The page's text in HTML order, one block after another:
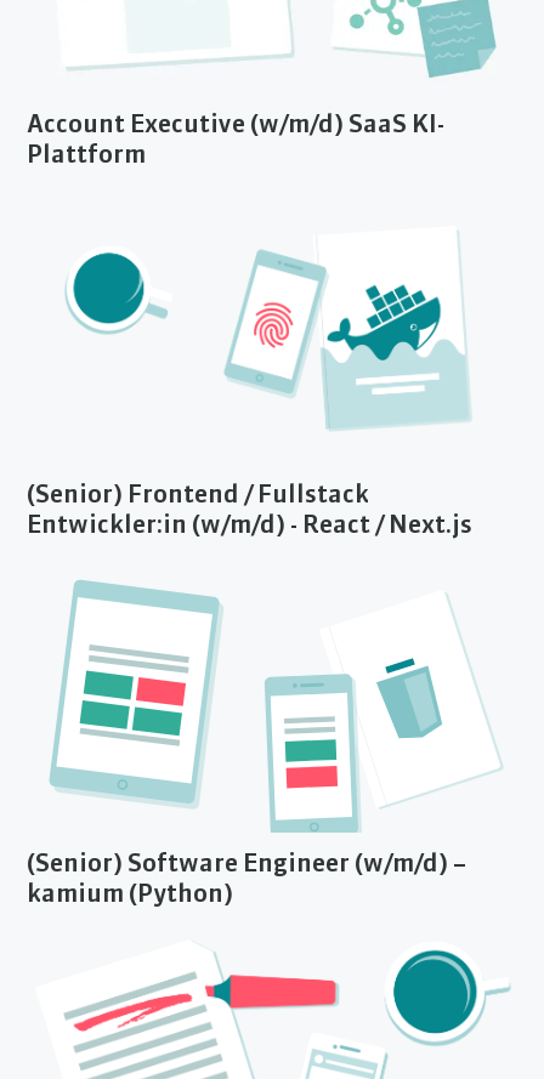
Account Executive (w/m/d) SaaS KI-
Plattform
(Senior) Frontend / Fullstack
Entwickler:in (w/m/d) - React / Next.js
(Senior) Software Engineer (w/m/d) –
kamium (Python)